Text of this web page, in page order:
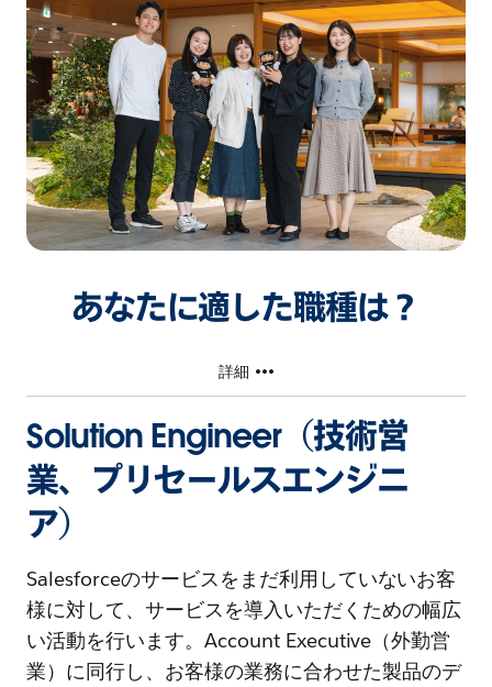
あなたに適した職種は？
詳細
Solution Engineer（技術営
業、プリセールスエンジニ
ア）
Salesforceのサービスをまだ利用していないお客
様に対して、サービスを導入いただくための幅広
い活動を行います。Account Executive（外勤営
業）に同行し、お客様の業務に合わせた製品のデ